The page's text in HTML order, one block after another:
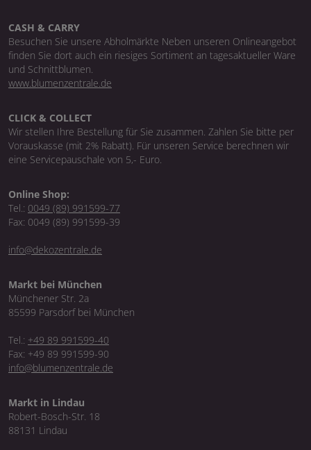
CASH & CARRY
Besuchen Sie unsere Abholmärkte Neben unseren Onlineangebot
finden Sie dort auch ein riesiges Sortiment an tagesaktueller Ware
und Schnittblumen.
www.blumenzentrale.de
CLICK & COLLECT
Wir stellen Ihre Bestellung für Sie zusammen. Zahlen Sie bitte per
Vorauskasse (mit 2% Rabatt). Für unseren Service berechnen wir
eine Servicepauschale von 5,- Euro.
Online Shop:
Tel.: 0049 (89) 991599-77
Fax: 0049 (89) 991599-39
info@dekozentrale.de
Markt bei München
Münchener Str. 2a
85599 Parsdorf bei München
Tel.: +49 89 991599-40
Fax: +49 89 991599-90
info@blumenzentrale.de
Markt in Lindau
Robert-Bosch-Str. 18
88131 Lindau